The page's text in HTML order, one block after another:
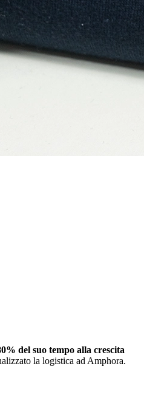
del suo tempo alla crescita
la logistica ad Amphora.